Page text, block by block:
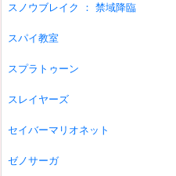
スノウブレイク ： 禁域降臨
スパイ教室
スプラトゥーン
スレイヤーズ
セイバーマリオネット
ゼノサーガ